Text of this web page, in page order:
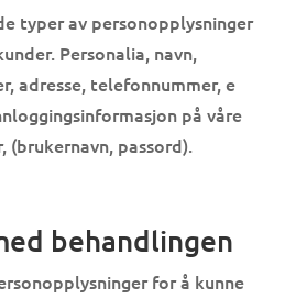
typer av personopplysninger
Personalia, navn,
adresse, telefonnummer, e
på våre
(brukernavn, passord).
behandlingen
for å kunne